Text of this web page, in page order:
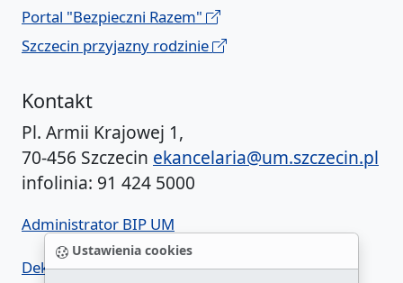
Ustawienia cookies
Portal "Bezpieczni Razem"
Szczecin przyjazny rodzinie
Kontakt
Pl. Armii Krajowej 1,
70-456 Szczecin ekancelaria@um.szczecin.pl
infolinia: 91 424 5000
Administrator BIP UM
Deklaracja dostępności